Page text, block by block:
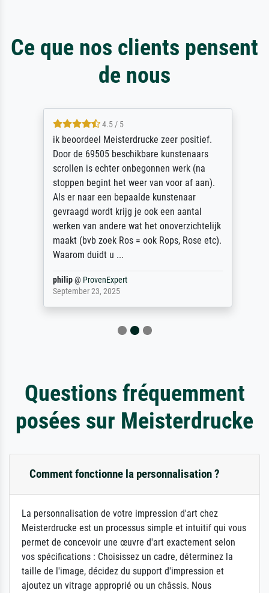
Ce que nos clients pensent
de nous
4.5 / 5
ik beoordeel Meisterdrucke zeer positief.
Door de 69505 beschikbare kunstenaars
scrollen is echter onbegonnen werk (na
stoppen begint het weer van voor af aan).
Als er naar een bepaalde kunstenaar
gevraagd wordt krijg je ook een aantal
werken van andere wat het onoverzichtelijk
maakt (bvb zoek Ros = ook Rops, Rose etc).
Waarom duidt u ...
philip@ProvenExpert
September 23, 2025
Questions fréquemment
posées sur Meisterdrucke
Comment fonctionne la personnalisation ?
La personnalisation de votre impression d'art chez
Meisterdrucke est un processus simple et intuitif qui vous
permet de concevoir une œuvre d'art exactement selon
vos spécifications : Choisissez un cadre, déterminez la
taille de l'image, décidez du support d'impression et
ajoutez un vitrage approprié ou un châssis. Nous